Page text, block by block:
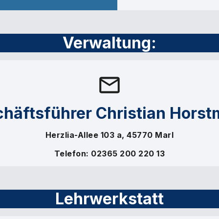
Verwaltung:
Christian
Herzlia-Allee 103 a, 45770 Marl
Telefon: 02365 200 220 13
Lehrwerkstatt